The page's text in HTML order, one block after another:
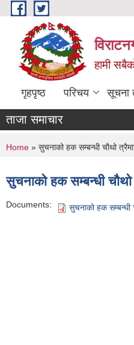
Skip to main content
हामी
गृहपृष्ठ परिचय सूचना
ताजा समाचार
You are here
Home » सुचनाको हक सम्बन्धी चौथो
सुचनाको हक सम्बन्धी
Documents: सुचनाको हक